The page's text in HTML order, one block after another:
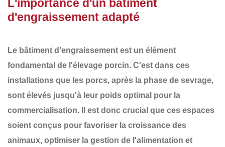
L'importance d'un bâtiment
d'engraissement adapté
Le bâtiment d'engraissement est un élément
fondamental de l'élevage porcin. C'est dans ces
installations que les porcs, après la phase de sevrage,
sont élevés jusqu'à leur poids optimal pour la
commercialisation. Il est donc crucial que ces espaces
soient conçus pour favoriser la croissance des
animaux, optimiser la gestion de l'alimentation et